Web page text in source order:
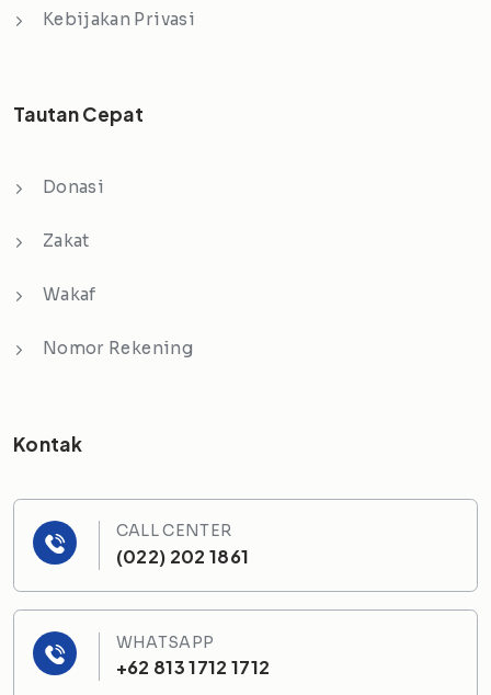
Kebijakan Privasi
Tautan Cepat
Donasi
Zakat
Wakaf
Nomor Rekening
Kontak
CALL CENTER
(022) 202 1861
WHATSAPP
+62 813 1712 1712